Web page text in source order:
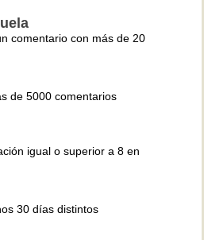
comentario con más de 20
de 5000 comentarios
igual o superior a 8 en
30 días distintos